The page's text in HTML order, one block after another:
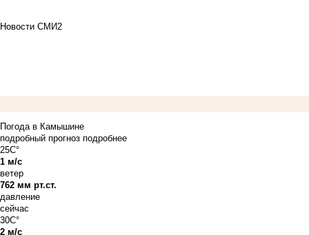
Новости СМИ2
Погода в Камышине
подробный прогноз подробнее
25C°
1 м/с
ветер
762 мм рт.ст.
давление
сейчас
30C°
2 м/с